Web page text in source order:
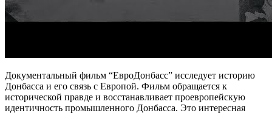
Документальный фильм “ЕвроДонбасс” исследует историю
Донбасса и его связь с Европой. Фильм обращается к
исторической правде и восстанавливает проевропейскую
идентичность промышленного Донбасса. Это интересная